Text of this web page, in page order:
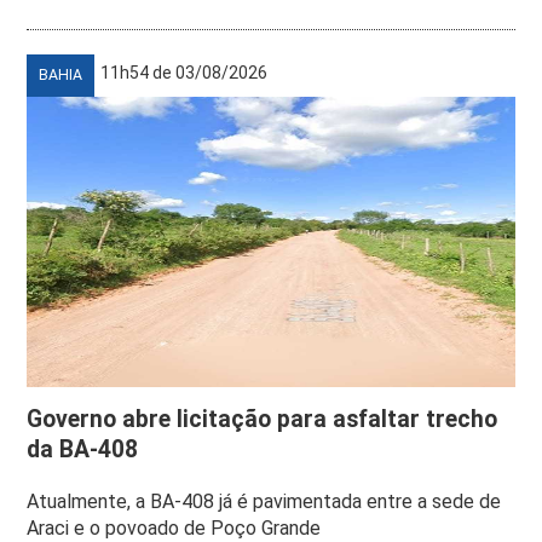
BAHIA 11h54 de 03/08/2026
Governo abre licitação para asfaltar trecho
da BA-408
Atualmente, a BA-408 já é pavimentada entre a sede de
Araci e o povoado de Poço Grande